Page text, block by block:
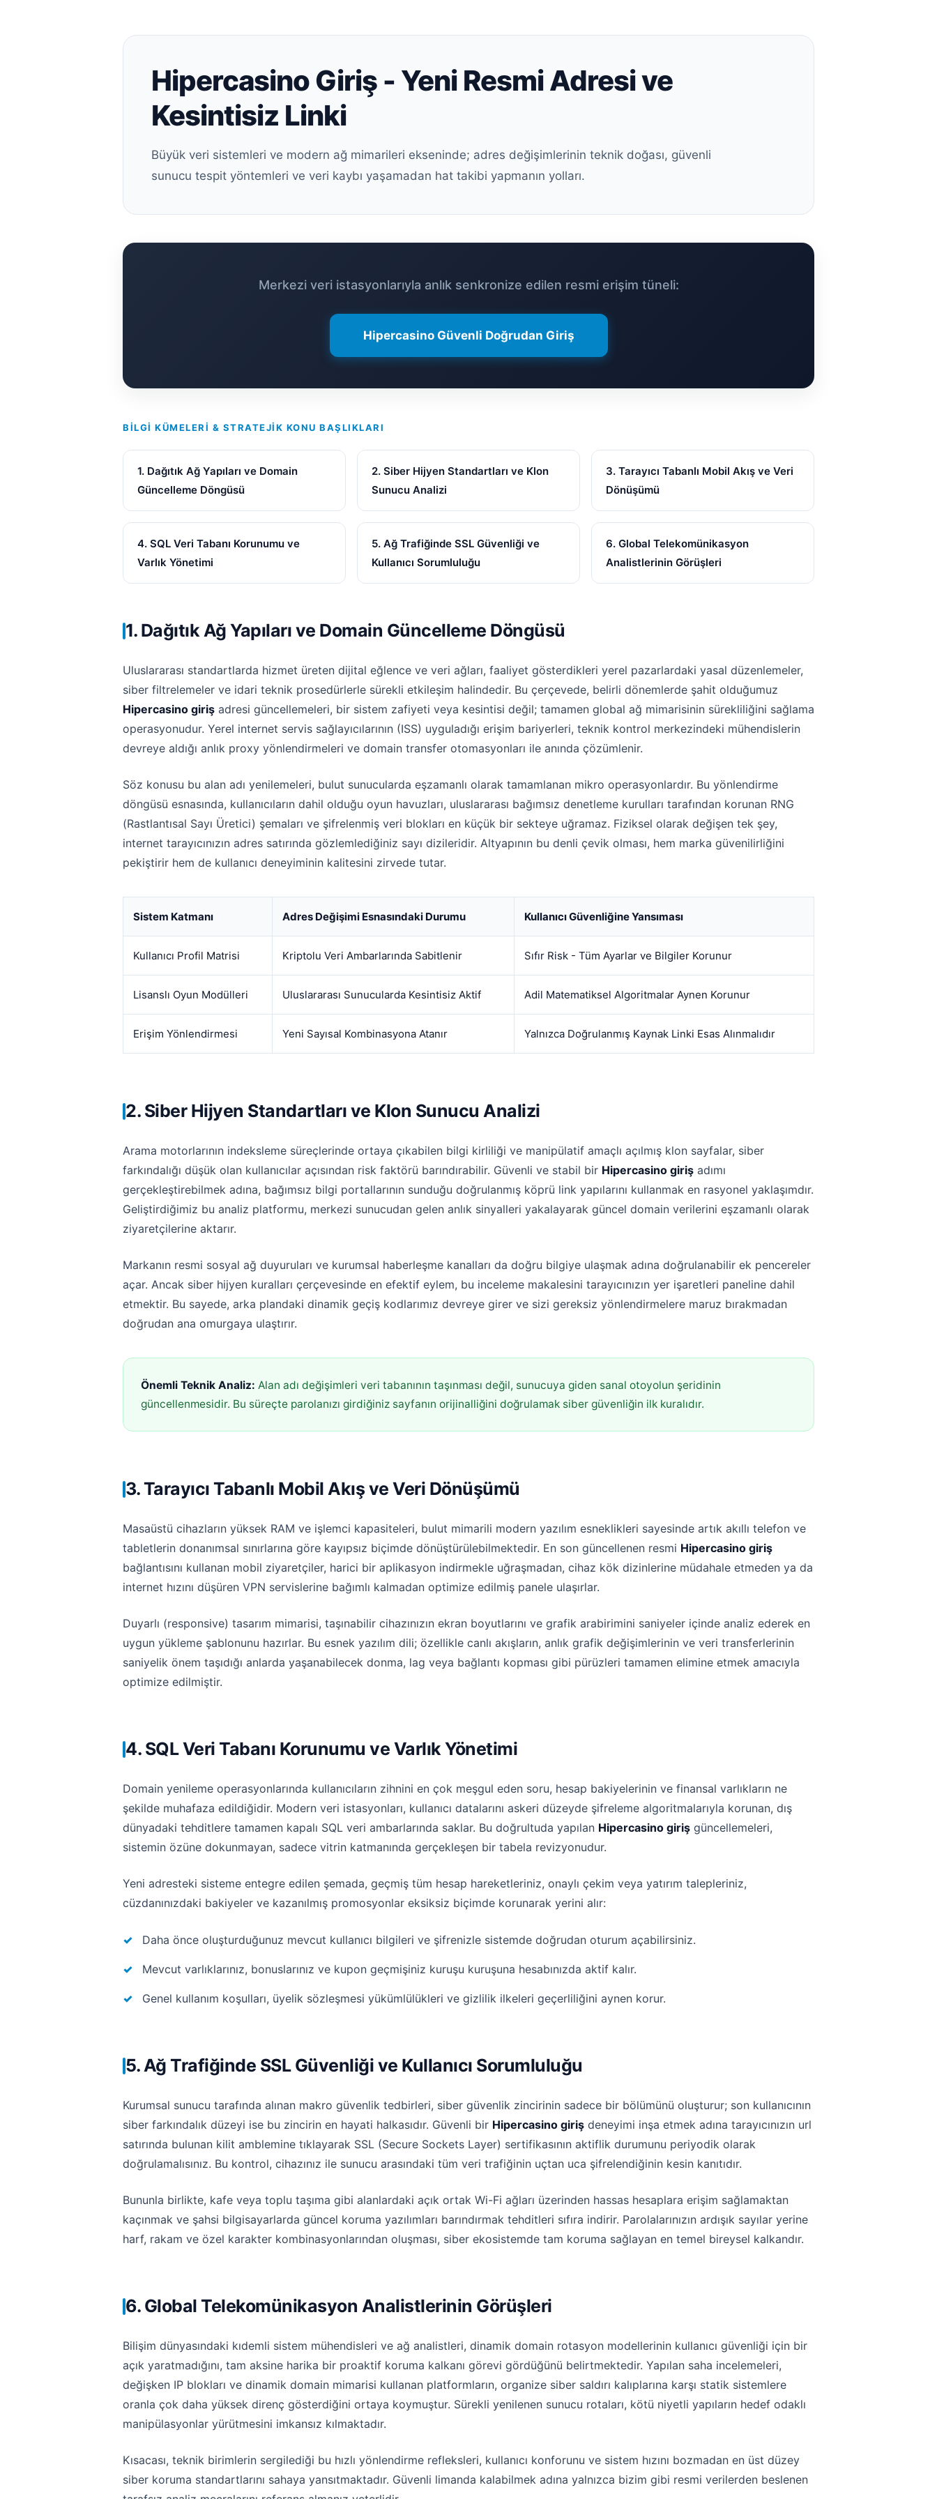
Hipercasino Giriş - Yeni Resmi Adresi ve
Kesintisiz Linki
Büyük veri sistemleri ve modern ağ mimarileri ekseninde; adres değişimlerinin teknik doğası, güvenli
sunucu tespit yöntemleri ve veri kaybı yaşamadan hat takibi yapmanın yolları.
Merkezi veri istasyonlarıyla anlık senkronize edilen resmi erişim tüneli:
Hipercasino Güvenli Doğrudan Giriş
BILGI KÜMELERI & STRATEJIK KONU BAŞLIKLARI
1. Dağıtık Ağ Yapıları ve Domain
Güncelleme Döngüsü
2. Siber Hijyen Standartları ve Klon
Sunucu Analizi
3. Tarayıcı Tabanlı Mobil Akış ve Veri
Dönüşümü
4. SQL Veri Tabanı Korunumu ve
Varlık Yönetimi
5. Ağ Trafiğinde SSL Güvenliği ve
Kullanıcı Sorumluluğu
6. Global Telekomünikasyon
Analistlerinin Görüşleri
1. Dağıtık Ağ Yapıları ve Domain Güncelleme Döngüsü
Uluslararası standartlarda hizmet üreten dijital eğlence ve veri ağları, faaliyet gösterdikleri yerel pazarlardaki yasal düzenlemeler,
siber filtrelemeler ve idari teknik prosedürlerle sürekli etkileşim halindedir. Bu çerçevede, belirli dönemlerde şahit olduğumuz
Hipercasino giriş adresi güncellemeleri, bir sistem zafiyeti veya kesintisi değil; tamamen global ağ mimarisinin sürekliliğini sağlama
operasyonudur. Yerel internet servis sağlayıcılarının (ISS) uyguladığı erişim bariyerleri, teknik kontrol merkezindeki mühendislerin
devreye aldığı anlık proxy yönlendirmeleri ve domain transfer otomasyonları ile anında çözümlenir.
Söz konusu bu alan adı yenilemeleri, bulut sunucularda eşzamanlı olarak tamamlanan mikro operasyonlardır. Bu yönlendirme
döngüsü esnasında, kullanıcıların dahil olduğu oyun havuzları, uluslararası bağımsız denetleme kurulları tarafından korunan RNG
(Rastlantısal Sayı Üretici) şemaları ve şifrelenmiş veri blokları en küçük bir sekteye uğramaz. Fiziksel olarak değişen tek şey,
internet tarayıcınızın adres satırında gözlemlediğiniz sayı dizileridir. Altyapının bu denli çevik olması, hem marka güvenilirliğini
pekiştirir hem de kullanıcı deneyiminin kalitesini zirvede tutar.
Sistem Katmanı Adres Değişimi Esnasındaki Durumu Kullanıcı Güvenliğine Yansıması
Kullanıcı Profil Matrisi Kriptolu Veri Ambarlarında Sabitlenir Sıfır Risk - Tüm Ayarlar ve Bilgiler Korunur
Lisanslı Oyun Modülleri Uluslararası Sunucularda Kesintisiz Aktif Adil Matematiksel Algoritmalar Aynen Korunur
Erişim Yönlendirmesi Yeni Sayısal Kombinasyona Atanır Yalnızca Doğrulanmış Kaynak Linki Esas Alınmalıdır
2. Siber Hijyen Standartları ve Klon Sunucu Analizi
Arama motorlarının indeksleme süreçlerinde ortaya çıkabilen bilgi kirliliği ve manipülatif amaçlı açılmış klon sayfalar, siber
farkındalığı düşük olan kullanıcılar açısından risk faktörü barındırabilir. Güvenli ve stabil bir Hipercasino giriş adımı
gerçekleştirebilmek adına, bağımsız bilgi portallarının sunduğu doğrulanmış köprü link yapılarını kullanmak en rasyonel yaklaşımdır.
Geliştirdiğimiz bu analiz platformu, merkezi sunucudan gelen anlık sinyalleri yakalayarak güncel domain verilerini eşzamanlı olarak
ziyaretçilerine aktarır.
Markanın resmi sosyal ağ duyuruları ve kurumsal haberleşme kanalları da doğru bilgiye ulaşmak adına doğrulanabilir ek pencereler
açar. Ancak siber hijyen kuralları çerçevesinde en efektif eylem, bu inceleme makalesini tarayıcınızın yer işaretleri paneline dahil
etmektir. Bu sayede, arka plandaki dinamik geçiş kodlarımız devreye girer ve sizi gereksiz yönlendirmelere maruz bırakmadan
doğrudan ana omurgaya ulaştırır.
Önemli Teknik Analiz: Alan adı değişimleri veri tabanının taşınması değil, sunucuya giden sanal otoyolun şeridinin
güncellenmesidir. Bu süreçte parolanızı girdiğiniz sayfanın orijinalliğini doğrulamak siber güvenliğin ilk kuralıdır.
3. Tarayıcı Tabanlı Mobil Akış ve Veri Dönüşümü
Masaüstü cihazların yüksek RAM ve işlemci kapasiteleri, bulut mimarili modern yazılım esneklikleri sayesinde artık akıllı telefon ve
tabletlerin donanımsal sınırlarına göre kayıpsız biçimde dönüştürülebilmektedir. En son güncellenen resmi Hipercasino giriş
bağlantısını kullanan mobil ziyaretçiler, harici bir aplikasyon indirmekle uğraşmadan, cihaz kök dizinlerine müdahale etmeden ya da
internet hızını düşüren VPN servislerine bağımlı kalmadan optimize edilmiş panele ulaşırlar.
Duyarlı (responsive) tasarım mimarisi, taşınabilir cihazınızın ekran boyutlarını ve grafik arabirimini saniyeler içinde analiz ederek en
uygun yükleme şablonunu hazırlar. Bu esnek yazılım dili; özellikle canlı akışların, anlık grafik değişimlerinin ve veri transferlerinin
saniyelik önem taşıdığı anlarda yaşanabilecek donma, lag veya bağlantı kopması gibi pürüzleri tamamen elimine etmek amacıyla
optimize edilmiştir.
4. SQL Veri Tabanı Korunumu ve Varlık Yönetimi
Domain yenileme operasyonlarında kullanıcıların zihnini en çok meşgul eden soru, hesap bakiyelerinin ve finansal varlıkların ne
şekilde muhafaza edildiğidir. Modern veri istasyonları, kullanıcı datalarını askeri düzeyde şifreleme algoritmalarıyla korunan, dış
dünyadaki tehditlere tamamen kapalı SQL veri ambarlarında saklar. Bu doğrultuda yapılan Hipercasino giriş güncellemeleri,
sistemin özüne dokunmayan, sadece vitrin katmanında gerçekleşen bir tabela revizyonudur.
Yeni adresteki sisteme entegre edilen şemada, geçmiş tüm hesap hareketleriniz, onaylı çekim veya yatırım talepleriniz,
cüzdanınızdaki bakiyeler ve kazanılmış promosyonlar eksiksiz biçimde korunarak yerini alır:
Daha önce oluşturduğunuz mevcut kullanıcı bilgileri ve şifrenizle sistemde doğrudan oturum açabilirsiniz.
Mevcut varlıklarınız, bonuslarınız ve kupon geçmişiniz kuruşu kuruşuna hesabınızda aktif kalır.
Genel kullanım koşulları, üyelik sözleşmesi yükümlülükleri ve gizlilik ilkeleri geçerliliğini aynen korur.
5. Ağ Trafiğinde SSL Güvenliği ve Kullanıcı Sorumluluğu
Kurumsal sunucu tarafında alınan makro güvenlik tedbirleri, siber güvenlik zincirinin sadece bir bölümünü oluşturur; son kullanıcının
siber farkındalık düzeyi ise bu zincirin en hayati halkasıdır. Güvenli bir Hipercasino giriş deneyimi inşa etmek adına tarayıcınızın url
satırında bulunan kilit amblemine tıklayarak SSL (Secure Sockets Layer) sertifikasının aktiflik durumunu periyodik olarak
doğrulamalısınız. Bu kontrol, cihazınız ile sunucu arasındaki tüm veri trafiğinin uçtan uca şifrelendiğinin kesin kanıtıdır.
Bununla birlikte, kafe veya toplu taşıma gibi alanlardaki açık ortak Wi-Fi ağları üzerinden hassas hesaplara erişim sağlamaktan
kaçınmak ve şahsi bilgisayarlarda güncel koruma yazılımları barındırmak tehditleri sıfıra indirir. Parolalarınızın ardışık sayılar yerine
harf, rakam ve özel karakter kombinasyonlarından oluşması, siber ekosistemde tam koruma sağlayan en temel bireysel kalkandır.
6. Global Telekomünikasyon Analistlerinin Görüşleri
Bilişim dünyasındaki kıdemli sistem mühendisleri ve ağ analistleri, dinamik domain rotasyon modellerinin kullanıcı güvenliği için bir
açık yaratmadığını, tam aksine harika bir proaktif koruma kalkanı görevi gördüğünü belirtmektedir. Yapılan saha incelemeleri,
değişken IP blokları ve dinamik domain mimarisi kullanan platformların, organize siber saldırı kalıplarına karşı statik sistemlere
oranla çok daha yüksek direnç gösterdiğini ortaya koymuştur. Sürekli yenilenen sunucu rotaları, kötü niyetli yapıların hedef odaklı
manipülasyonlar yürütmesini imkansız kılmaktadır.
Kısacası, teknik birimlerin sergilediği bu hızlı yönlendirme refleksleri, kullanıcı konforunu ve sistem hızını bozmadan en üst düzey
siber koruma standartlarını sahaya yansıtmaktadır. Güvenli limanda kalabilmek adına yalnızca bizim gibi resmi verilerden beslenen